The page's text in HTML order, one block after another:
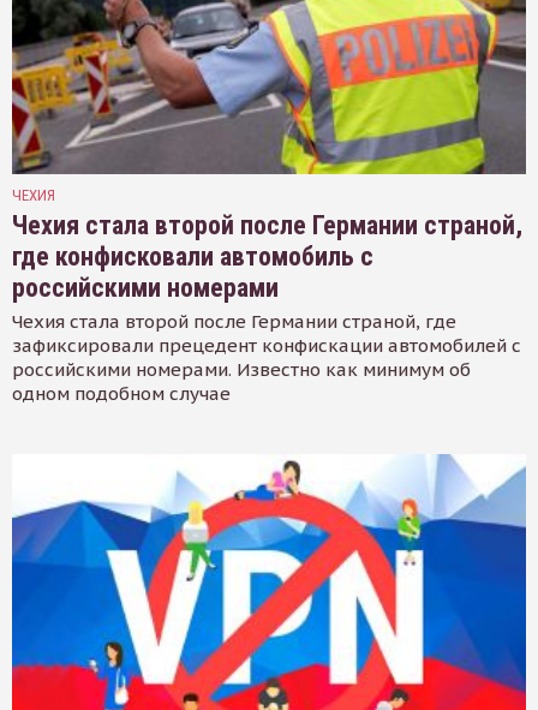
ЧЕХИЯ
Чехия стала второй после Германии страной,
где конфисковали автомобиль с
российскими номерами
Чехия стала второй после Германии страной, где
зафиксировали прецедент конфискации автомобилей с
российскими номерами. Известно как минимум об
одном подобном случае